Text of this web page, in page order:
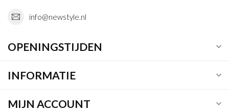
info@newstyle.nl
OPENINGSTIJDEN
INFORMATIE
MIJN ACCOUNT